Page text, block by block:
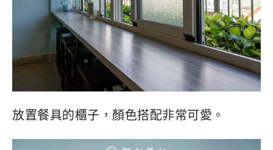
放置餐具的櫃子，顏色搭配非常可愛。